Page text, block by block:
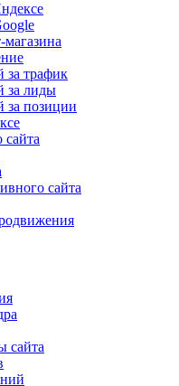
за трафик
за лиды
за позиции
сайта
сайта